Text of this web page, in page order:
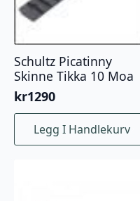
Schultz Picatinny
Skinne Tikka 10 Moa
kr1290
Legg I Handlekurv